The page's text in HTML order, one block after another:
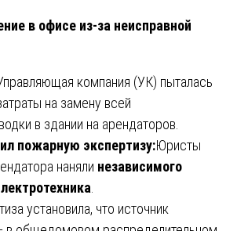
в офисе из-за неисправной
компания (УК) пыталась
на замену всей
в здании на арендаторов.
пожарную экспертизу:Юристы
наняли независимого
установила, что источник